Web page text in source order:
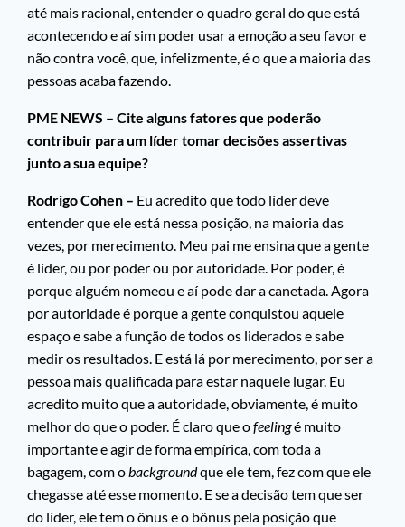
até mais racional, entender o quadro geral do que está
acontecendo e aí sim poder usar a emoção a seu favor e
não contra você, que, infelizmente, é o que a maioria das
pessoas acaba fazendo.
PME NEWS – Cite alguns fatores que poderão
contribuir para um líder tomar decisões assertivas
junto a sua equipe?
Rodrigo Cohen – Eu acredito que todo líder deve
entender que ele está nessa posição, na maioria das
vezes, por merecimento. Meu pai me ensina que a gente
é líder, ou por poder ou por autoridade. Por poder, é
porque alguém nomeou e aí pode dar a canetada. Agora
por autoridade é porque a gente conquistou aquele
espaço e sabe a função de todos os liderados e sabe
medir os resultados. E está lá por merecimento, por ser a
pessoa mais qualificada para estar naquele lugar. Eu
acredito muito que a autoridade, obviamente, é muito
melhor do que o poder. É claro que ofeelingé muito
importante e agir de forma empírica, com toda a
bagagem, com obackgroundque ele tem, fez com que ele
chegasse até esse momento. E se a decisão tem que ser
do líder, ele tem o ônus e o bônus pela posição que